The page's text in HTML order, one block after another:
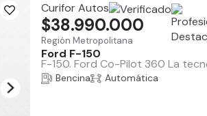
Curifor Autos
Región Metropolitana
Ford F-150
F-150. Ford Co-Pilot 360 La
$38.990.000
Bencina Automática